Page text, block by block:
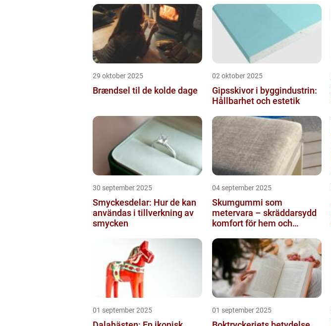
29 oktober 2025
Brændsel til de kolde dage
02 oktober 2025
Gipsskivor i byggindustrin:
Hållbarhet och estetik
30 september 2025
Smyckesdelar: Hur de kan
användas i tillverkning av
smycken
04 september 2025
Skumgummi som
metervara – skräddarsydd
komfort för hem och
01 september 2025 01 september 2025